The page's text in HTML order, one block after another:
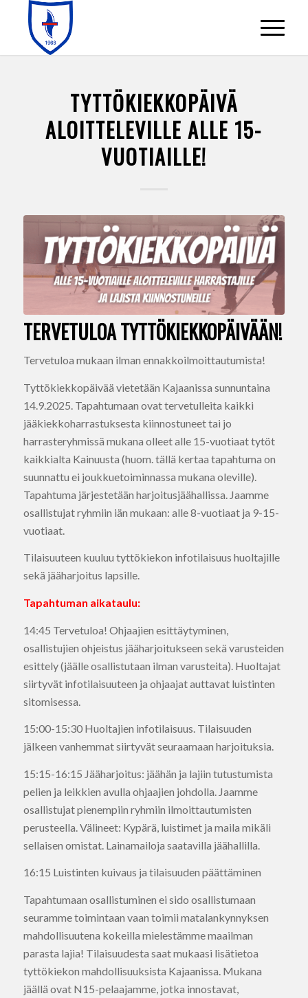
TYTTÖKIEKKOPÄIVÄ
ALOITTELEVILLE ALLE 15-
VUOTIAILLE!
TERVETULOA TYTTÖKIEKKOPÄIVÄÄN!
Tervetuloa mukaan ilman ennakkoilmoittautumista!
Tyttökiekkopäivää vietetään Kajaanissa sunnuntaina
14.9.2025. Tapahtumaan ovat tervetulleita kaikki
jääkiekkoharrastuksesta kiinnostuneet tai jo
harrasteryhmissä mukana olleet alle 15-vuotiaat tytöt
kaikkialta Kainuusta (huom. tällä kertaa tapahtuma on
suunnattu ei joukkuetoiminnassa mukana oleville).
Tapahtuma järjestetään harjoitusjäähallissa. Jaamme
osallistujat ryhmiin iän mukaan: alle 8-vuotiaat ja 9-15-
vuotiaat.
Tilaisuuteen kuuluu tyttökiekon infotilaisuus huoltajille
sekä jääharjoitus lapsille.
Tapahtuman aikataulu:
14:45 Tervetuloa! Ohjaajien esittäytyminen,
osallistujien ohjeistus jääharjoitukseen sekä varusteiden
esittely (jäälle osallistutaan ilman varusteita). Huoltajat
siirtyvät infotilaisuuteen ja ohjaajat auttavat luistinten
sitomisessa.
15:00-15:30 Huoltajien infotilaisuus. Tilaisuuden
jälkeen vanhemmat siirtyvät seuraamaan harjoituksia.
15:15-16:15 Jääharjoitus: jäähän ja lajiin tutustumista
pelien ja leikkien avulla ohjaajien johdolla. Jaamme
osallistujat pienempiin ryhmiin ilmoittautumisten
perusteella. Välineet: Kypärä, luistimet ja maila mikäli
sellaisen omistat. Lainamailoja saatavilla jäähallilla.
16:15 Luistinten kuivaus ja tilaisuuden päättäminen
Tapahtumaan osallistuminen ei sido osallistumaan
seuramme toimintaan vaan toimii matalankynnyksen
mahdollisuutena kokeilla mielestämme maailman
parasta lajia! Tilaisuudesta saat mukaasi lisätietoa
tyttökiekon mahdollisuuksista Kajaanissa. Mukana
jäällä ovat N15-pelaajamme, jotka innostavat,